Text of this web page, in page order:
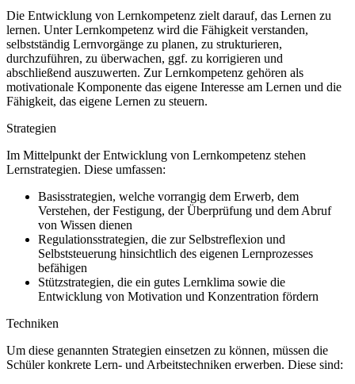
Die Entwicklung von Lernkompetenz zielt darauf, das Lernen zu
lernen. Unter Lernkompetenz wird die Fähigkeit verstanden,
selbstständig Lernvorgänge zu planen, zu strukturieren,
durchzuführen, zu überwachen, ggf. zu korrigieren und
abschließend auszuwerten. Zur Lernkompetenz gehören als
motivationale Komponente das eigene Interesse am Lernen und die
Fähigkeit, das eigene Lernen zu steuern.
Strategien
Im Mittelpunkt der Entwicklung von Lernkompetenz stehen
Lernstrategien. Diese umfassen:
Basisstrategien, welche vorrangig dem Erwerb, dem
Verstehen, der Festigung, der Überprüfung und dem Abruf
von Wissen dienen
Regulationsstrategien, die zur Selbstreflexion und
Selbststeuerung hinsichtlich des eigenen Lernprozesses
befähigen
Stützstrategien, die ein gutes Lernklima sowie die
Entwicklung von Motivation und Konzentration fördern
Techniken
Um diese genannten Strategien einsetzen zu können, müssen die
Schüler konkrete Lern- und Arbeitstechniken erwerben. Diese sind: